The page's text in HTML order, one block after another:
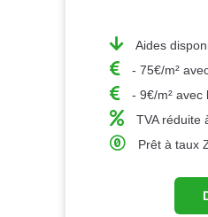
Aides
- 75€/m²
- 9€/m² avec
TVA réduite
Prêt à taux